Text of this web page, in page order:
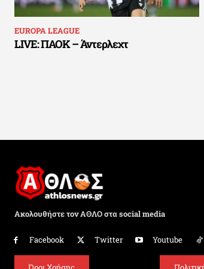
EUROPA LEAGUE
LIVE: ΠΑΟΚ – Άντερλεχτ
Ακολουθήστε τον ΑΘΛΟ στα social media
Facebook Twitter Youtube